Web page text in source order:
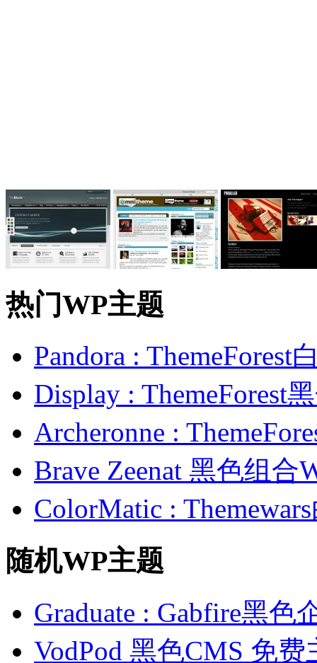
热门WP主题
Pandora : ThemeForest
Display : ThemeForest
Archeronne :
Brave Zeenat 黑色组合
ColorMatic :
随机WP主题
Graduate : Gabfire黑色
VodPod 黑色CMS 免费